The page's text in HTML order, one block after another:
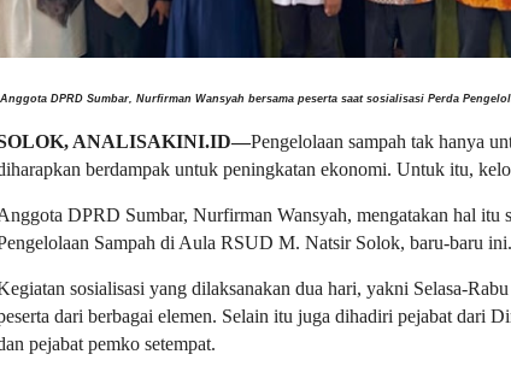
Anggota DPRD Sumbar, Nurfirman Wansyah bersama peserta saat sosialisasi Perda
ANALISAKINI.ID—Pengelolaan sampah tak hanya
berdampak untuk peningkatan ekonomi. Untuk itu,
DPRD Sumbar, Nurfirman Wansyah, mengatakan hal itu
Sampah di Aula RSUD M. Natsir Solok, baru-baru ini.
sosialisasi yang dilaksanakan dua hari, yakni Selasa-
dari berbagai elemen. Selain itu juga dihadiri pejabat dari
pejabat pemko setempat.